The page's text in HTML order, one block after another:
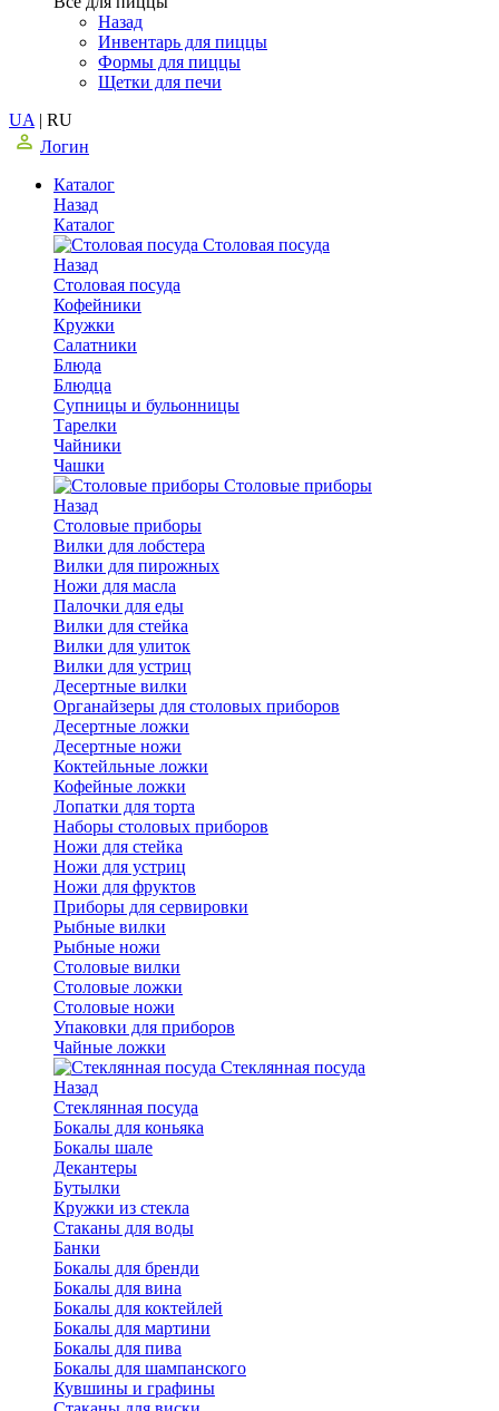
Назад
Инвентарь для пиццы
Формы для пиццы
Щетки для печи
UA | RU
Логин
Каталог
Назад
Каталог
Столовая посуда
Назад
Столовая посуда
Кофейники
Кружки
Салатники
Блюда
Блюдца
Супницы и бульонницы
Тарелки
Чайники
Чашки
Cтоловые приборы
Назад
Cтоловые приборы
Вилки для лобстера
Вилки для пирожных
Ножи для масла
Палочки для еды
Вилки для стейка
Вилки для улиток
Вилки для устриц
Десертные вилки
Органайзеры для столовых приборов
Десертные ложки
Десертные ножи
Коктейльные ложки
Кофейные ложки
Лопатки для торта
Наборы столовых приборов
Ножи для стейка
Ножи для устриц
Ножи для фруктов
Приборы для сервировки
Рыбные вилки
Рыбные ножи
Столовые вилки
Столовые ложки
Столовые ножи
Упаковки для приборов
Чайные ложки
Стеклянная посуда
Назад
Стеклянная посуда
Бокалы для коньяка
Бокалы шале
Декантеры
Бутылки
Кружки из стекла
Стаканы для воды
Банки
Бокалы для бренди
Бокалы для вина
Бокалы для коктейлей
Бокалы для мартини
Бокалы для пива
Бокалы для шампанского
Кувшины и графины